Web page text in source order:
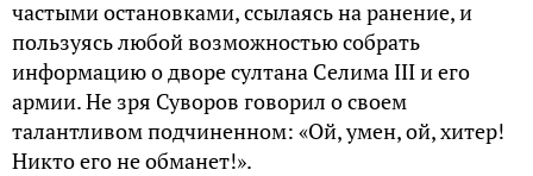
частыми остановками, ссылаясь на ранение, и
пользуясь любой возможностью собрать
информацию о дворе султана Селима III и его
армии. Не зря Суворов говорил о своем
талантливом подчиненном: «Ой, умен, ой, хитер!
Никто его не обманет!».